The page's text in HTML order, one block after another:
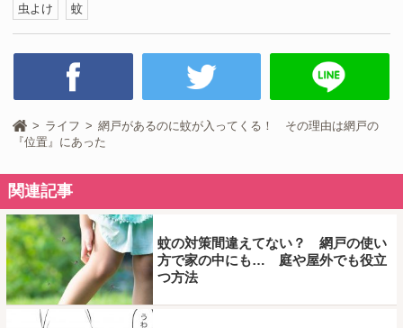
虫よけ 蚊
ライフ
網戸があるのに蚊が入ってくる！ その理由は網戸の
『位置』にあった
関連記事
蚊の対策間違えてない？ 網戸の使い
方で家の中にも… 庭や屋外でも役立
つ方法